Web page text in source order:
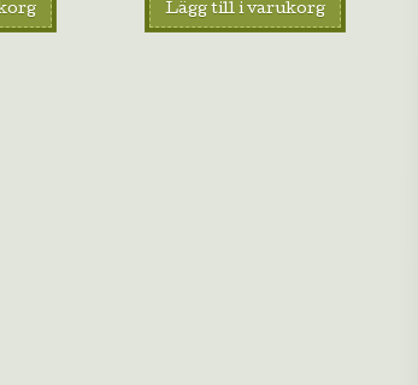
Lägg till i varukorg